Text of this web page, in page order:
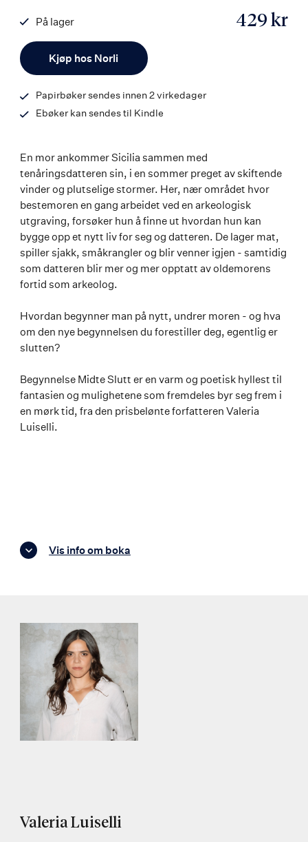
Kjøp hos Norli
429 kr
På lager
9788203460401
Papirbøker sendes innen 2 virkedager
Ebøker kan sendes til Kindle
En mor ankommer Sicilia sammen med
tenåringsdatteren sin, i en sommer preget av skiftende
vinder og plutselige stormer. Her, nær området hvor
bestemoren en gang arbeidet ved en arkeologisk
utgraving, forsøker hun å finne ut hvordan hun kan
bygge opp et nytt liv for seg og datteren. De lager mat,
spiller sjakk, småkrangler og blir venner igjen - samtidig
som datteren blir mer og mer opptatt av oldemorens
fortid som arkeolog.
Hvordan begynner man på nytt, undrer moren - og hva
om den nye begynnelsen du forestiller deg, egentlig er
slutten?
Begynnelse Midte Slutt er en varm og poetisk hyllest til
fantasien og mulighetene som fremdeles byr seg frem i
en mørk tid, fra den prisbelønte forfatteren Valeria
Luiselli.
Vis info om boka
Valeria Luiselli